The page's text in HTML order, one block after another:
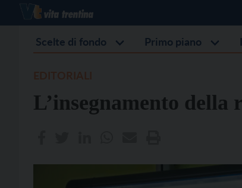
Scelte di fondo Primo piano
L’insegnamento della